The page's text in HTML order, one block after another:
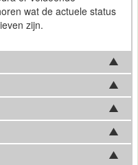
wat de actuele status
zijn.
van
Azure
informatie veilig op
Het gaat dan onder
certificaten,
(secrets). Azure Key
andere Azure-
in basis
Afhankelijk van
de feitelijke
Bel ons gerust voor
beschikbaar in